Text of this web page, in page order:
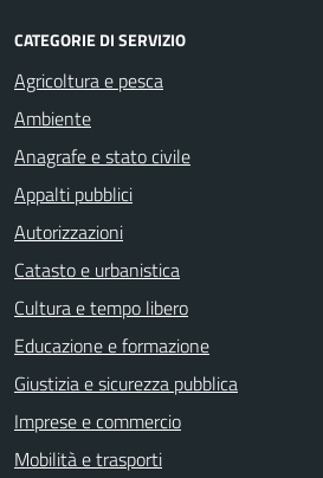
CATEGORIE DI SERVIZIO
Agricoltura e pesca
Ambiente
Anagrafe e stato civile
Appalti pubblici
Autorizzazioni
Catasto e urbanistica
Cultura e tempo libero
Educazione e formazione
Giustizia e sicurezza pubblica
Imprese e commercio
Mobilità e trasporti